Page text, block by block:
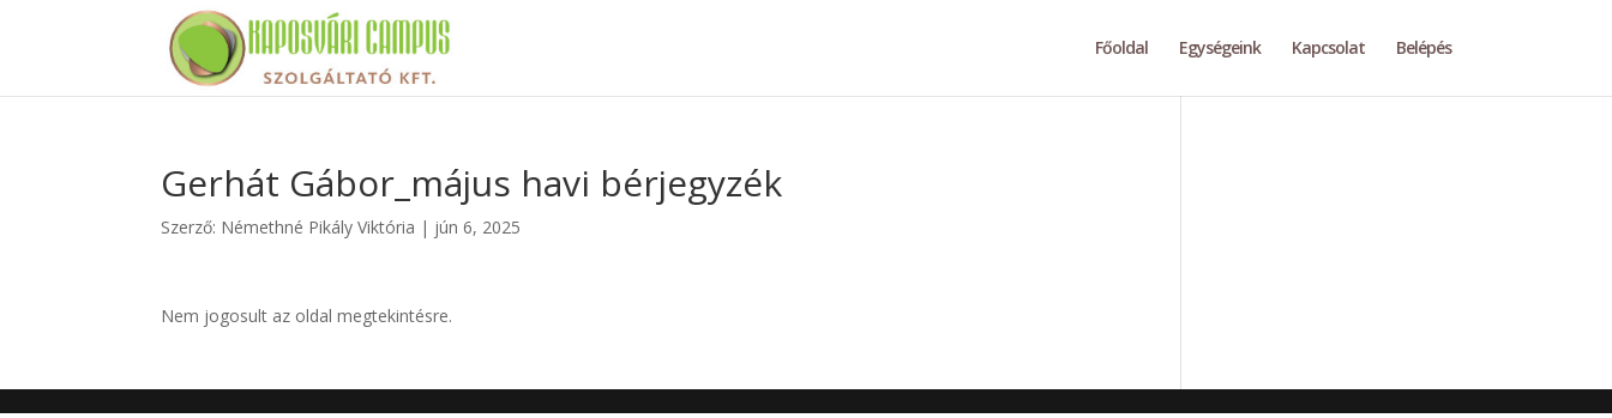
Főoldal Egységeink Kapcsolat Belépés
Gerhát Gábor_május havi bérjegyzék
Szerző: Némethné Pikály Viktória | jún 6, 2025
Nem jogosult az oldal megtekintésre.